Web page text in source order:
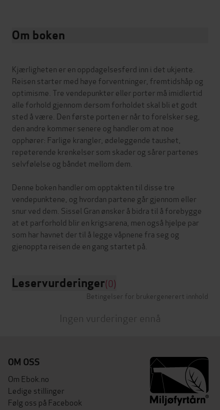
Om boken
Kjærligheten er en oppdagelsesferd inn i det ukjente.
Reisen starter med høye forventninger, fremtidshåp og
optimisme. Tre vendepunkter eller porter må imidlertid
alle forhold gjennom dersom forholdet skal bli et godt
sted å være. Den første porten er når to forelsker seg,
den andre kommer senere og handler om at noe
opphører: Farlige krangler, ødeleggende taushet,
repeterende krenkelser som skader og sårer partenes
selvfølelse og båndet mellom dem.
Denne boken handler om opptakten til disse tre
vendepunktene, og hvordan partene går gjennom eller
snur ved dem. Sissel Gran ønsker å bidra til å forebygge
at et parforhold blir en krigsarena, men også hjelpe par
som har havnet der til å legge våpnene fra seg og
Leservurderinger(0)
Betingelser for brukergenerert innhold
Ingen vurderinger ennå
OM OSS
Om Ebok.no
Ledige stillinger
Følg oss på Facebook